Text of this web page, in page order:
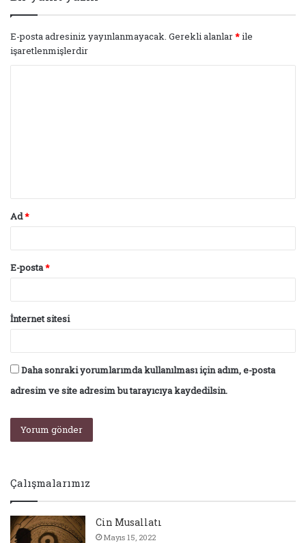
E-posta adresiniz yayınlanmayacak. Gerekli alanlar*ile
işaretlenmişlerdir
Ad*
E-posta*
İnternet sitesi
Daha sonraki yorumlarımda kullanılması için adım, e-posta
adresim ve site adresim bu tarayıcıya kaydedilsin.
Çalışmalarımız
Cin Musallatı
Mayıs 15, 2022